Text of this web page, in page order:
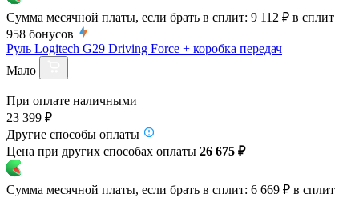
Сумма месячной платы, если брать в сплит: 9 112 ₽ в сплит
958 бонусов
Руль Logitech G29 Driving Force + коробка передач
Мало
При оплате наличными
23 399 ₽
Другие способы оплаты
Цена при других способах оплаты 26 675 ₽
Сумма месячной платы, если брать в сплит: 6 669 ₽ в сплит